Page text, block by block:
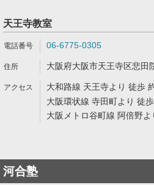
天王寺教室
06-6775-0305
大阪府大阪市天王寺区悲田
大和路線 天王寺より 徒歩
大阪環状線 寺田町より 徒
大阪メトロ谷町線 阿倍野
河合塾